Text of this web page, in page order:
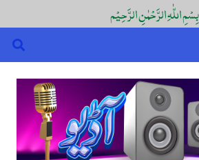
بِسْمِ اللّٰہِ الرَّحْمٰنِ الرَّحِیْم